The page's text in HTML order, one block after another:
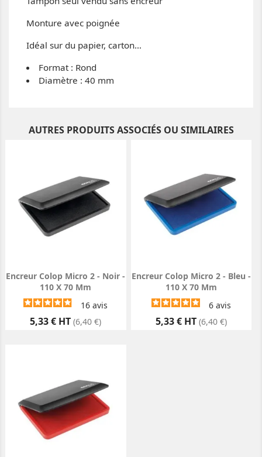
Monture avec poignée
Idéal sur du papier, carton…
Format : Rond
Diamètre : 40 mm
AUTRES PRODUITS ASSOCIÉS OU SIMILAIRES
Encreur Colop Micro 2 - Noir -
110 X 70 Mm
16avis
Prix
5,33 € HT (6,40 €)
Encreur Colop Micro 2 - Bleu -
110 X 70 Mm
6 avis
Prix
5,33 € HT (6,40 €)